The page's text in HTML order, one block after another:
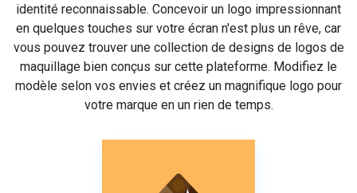
identité reconnaissable. Concevoir un logo impressionnant
en quelques touches sur votre écran n'est plus un rêve, car
vous pouvez trouver une collection de designs de logos de
maquillage bien conçus sur cette plateforme. Modifiez le
modèle selon vos envies et créez un magnifique logo pour
votre marque en un rien de temps.